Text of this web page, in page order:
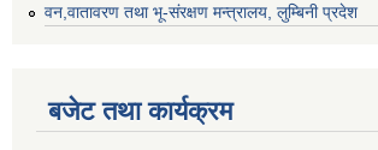
वन,वातावरण तथा भू-संरक्षण मन्त्रालय, लुम्बिनी प्रदेश
बजेट तथा कार्यक्रम